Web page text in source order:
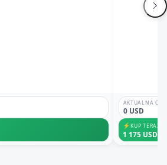
AKTUALNA
0 USD
⚡KUP TERAZ
1 175 USD